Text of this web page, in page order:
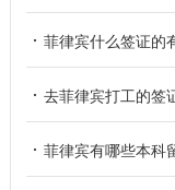
菲律宾什么签证的
去菲律宾打工的签
菲律宾有哪些本科